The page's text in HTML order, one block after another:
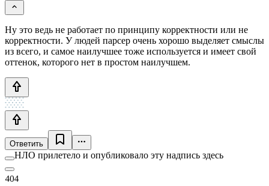
Ну это ведь не работает по принципу корректности или не
корректности. У людей парсер очень хорошо выделяет смыслы
из всего, и самое наилучшее тоже используется и имеет свой
оттенок, которого нет в простом наилучшем.
Ответить
НЛО прилетело и опубликовало эту надпись здесь